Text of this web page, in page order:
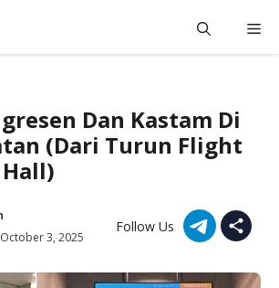
Dan Kastam Di
(Dari Turun Flight
October 3, 2025
Follow Us